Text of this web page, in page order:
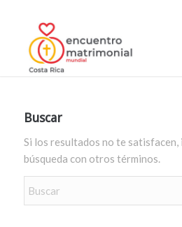
Buscar
Si los resultados no te satisfacen,
búsqueda con otros términos.